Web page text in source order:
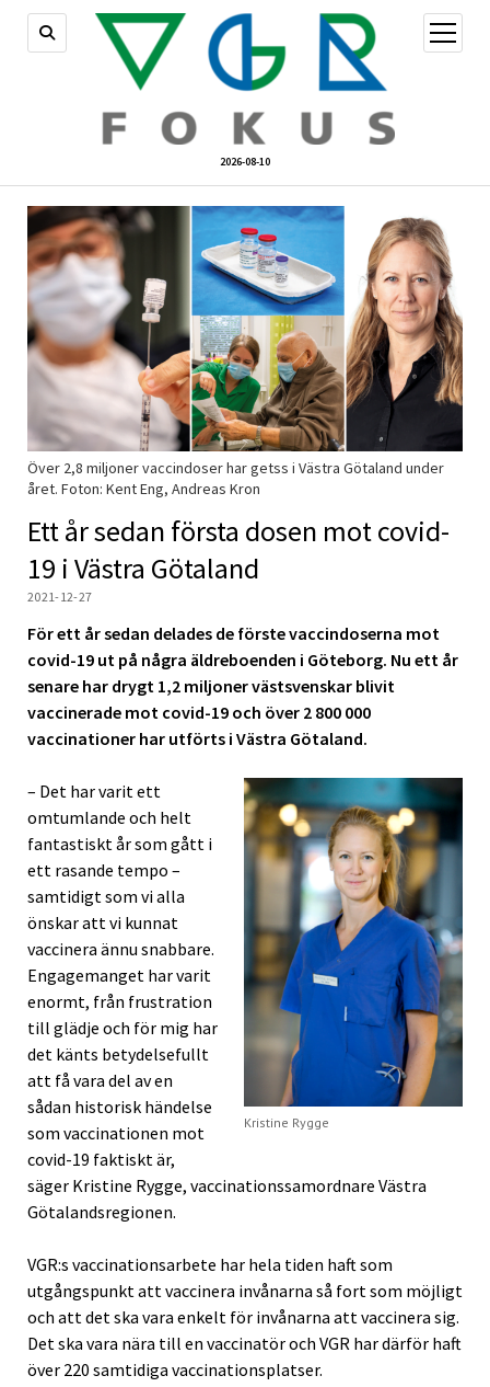
2026-08-10
öppna
meny
Över 2,8 miljoner vaccindoser har getss i Västra Götaland under
året. Foton: Kent Eng, Andreas Kron
Ett år sedan första dosen mot covid-
19 i Västra Götaland
2021-12-27
För ett år sedan delades de förste vaccindoserna mot
covid-19 ut på några äldreboenden i Göteborg. Nu ett år
senare har drygt 1,2 miljoner västsvenskar blivit
vaccinerade mot covid-19 och över 2 800 000
vaccinationer har utförts i Västra Götaland.
Kristine Rygge
– Det har varit ett
omtumlande och helt
fantastiskt år som gått i
ett rasande tempo –
samtidigt som vi alla
önskar att vi kunnat
vaccinera ännu snabbare.
Engagemanget har varit
enormt, från frustration
till glädje och för mig har
det känts betydelsefullt
att få vara del av en
sådan historisk händelse
som vaccinationen mot
covid-19 faktiskt är,
säger Kristine Rygge, vaccinationssamordnare Västra
Götalandsregionen.
VGR:s vaccinationsarbete har hela tiden haft som
utgångspunkt att vaccinera invånarna så fort som möjligt
och att det ska vara enkelt för invånarna att vaccinera sig.
Det ska vara nära till en vaccinatör och VGR har därför haft
över 220 samtidiga vaccinationsplatser.